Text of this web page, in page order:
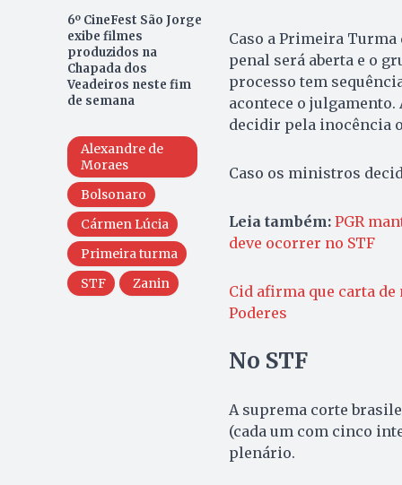
6º CineFest São Jorge
exibe filmes
produzidos na
Chapada dos
Veadeiros neste fim
de semana
Alexandre de
Moraes
Bolsonaro
Cármen Lúcia
Primeira turma
STF
Zanin
Caso a Primeira Turma
penal será aberta e o
processo tem
acontece o
decidir pela inocência
Caso os ministros
Leia também: PGR
deve ocorrer no STF
Cid afirma que carta
Poderes
No STF
A suprema corte
(cada um com cinco
plenário.